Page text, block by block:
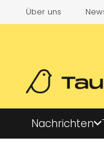
Über uns
Nachrichten